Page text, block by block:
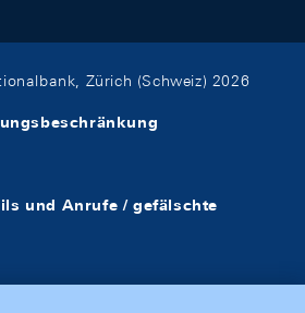
Zürich (Schweiz) 2026
und Anrufe / gefälschte